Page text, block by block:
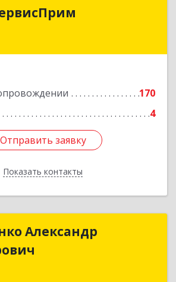
170
4
Отправить заявку
Показать контакты
Отправить заявку
Назад
Александр
Якименко Александр